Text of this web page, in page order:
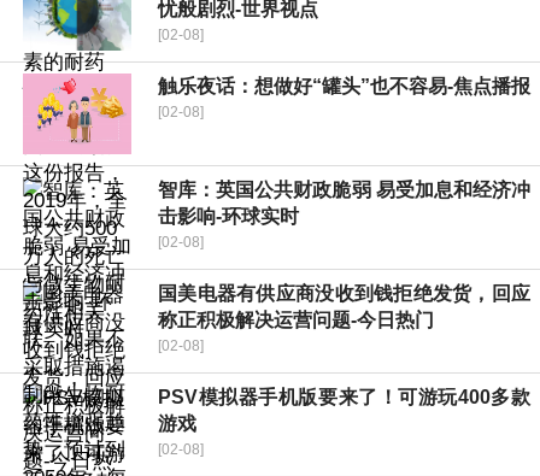
忧般剧烈-世界视点
[02-08]
触乐夜话：想做好“罐头”也不容易-焦点播报
[02-08]
智库：英国公共财政脆弱 易受加息和经济冲
击影响-环球实时
[02-08]
国美电器有供应商没收到钱拒绝发货，回应
称正积极解决运营问题-今日热门
[02-08]
PSV模拟器手机版要来了！可游玩400多款
游戏
[02-08]